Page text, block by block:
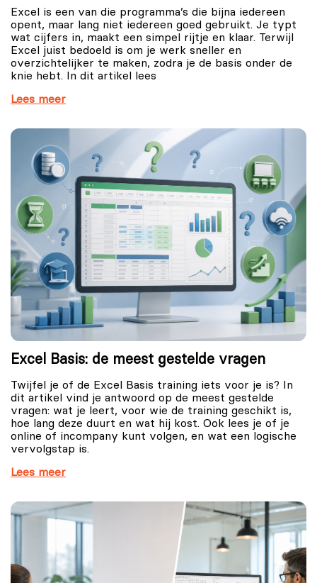
Excel is een van die programma’s die bijna iedereen
opent, maar lang niet iedereen goed gebruikt. Je typt
wat cijfers in, maakt een simpel rijtje en klaar. Terwijl
Excel juist bedoeld is om je werk sneller en
overzichtelijker te maken, zodra je de basis onder de
knie hebt. In dit artikel lees
Lees meer
Excel Basis: de meest gestelde vragen
Twijfel je of de Excel Basis training iets voor je is? In
dit artikel vind je antwoord op de meest gestelde
vragen: wat je leert, voor wie de training geschikt is,
hoe lang deze duurt en wat hij kost. Ook lees je of je
online of incompany kunt volgen, en wat een logische
vervolgstap is.
Lees meer